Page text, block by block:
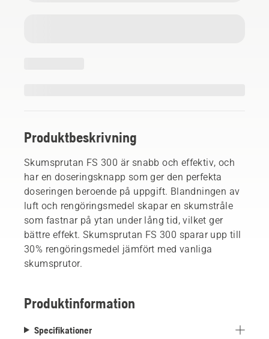
Produktbeskrivning
Skumsprutan FS 300 är snabb och effektiv, och
har en doseringsknapp som ger den perfekta
doseringen beroende på uppgift. Blandningen av
luft och rengöringsmedel skapar en skumstråle
som fastnar på ytan under lång tid, vilket ger
bättre effekt. Skumsprutan FS 300 sparar upp till
30% rengöringsmedel jämfört med vanliga
skumsprutor.
Produktinformation
Specifikationer